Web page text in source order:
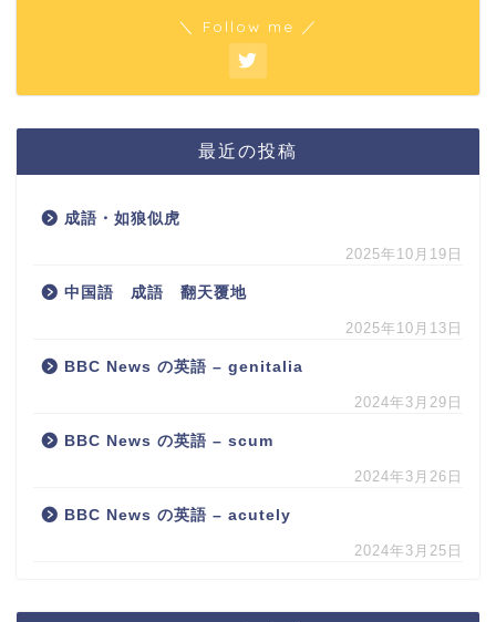
＼ Follow me ／
最近の投稿
成語・如狼似虎
2025年10月19日
中国語 成語 翻天覆地
2025年10月13日
BBC News の英語 – genitalia
2024年3月29日
BBC News の英語 – scum
2024年3月26日
BBC News の英語 – acutely
2024年3月25日